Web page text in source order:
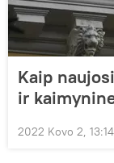
Kaip
ir
2022 Kovo 2, 13:14